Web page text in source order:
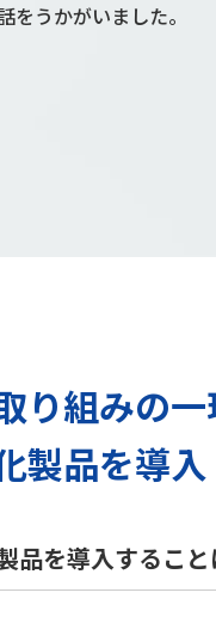
をうかがいました。
り組みの
製品を導入
を導入すること